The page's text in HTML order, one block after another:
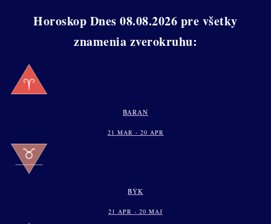
Horoskop Dnes 08.08.2026 pre všetky
znamenia zverokruhu:
BARAN
21 MAR - 20 APR
BÝK
21 APR - 20 MAJ